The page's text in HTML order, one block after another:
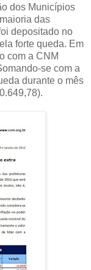
dos Municípios
das
depositado no
forte queda. Em
com a CNM
se com a
durante o mês